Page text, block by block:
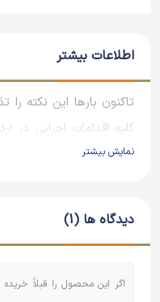
اطلاعات بیشتر
تاکنون بارها این نکته
کلیه اقدامات اجرایی در
شده است. اگر ارد.و
نمی تواند فاقد هدف باشد.
نمایش بیشتر
دیدگاه ها (1)
اگر این محصول را قبلاً خریده